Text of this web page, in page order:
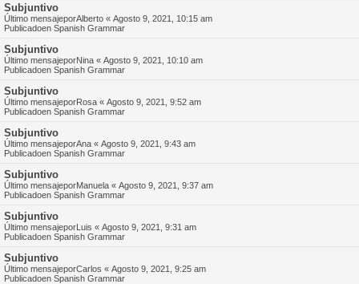
Subjuntivo
Último mensajeporAlberto « Agosto 9, 2021, 10:15 am
Publicadoen Spanish Grammar
Subjuntivo
Último mensajeporNina « Agosto 9, 2021, 10:10 am
Publicadoen Spanish Grammar
Subjuntivo
Último mensajeporRosa « Agosto 9, 2021, 9:52 am
Publicadoen Spanish Grammar
Subjuntivo
Último mensajeporAna « Agosto 9, 2021, 9:43 am
Publicadoen Spanish Grammar
Subjuntivo
Último mensajeporManuela « Agosto 9, 2021, 9:37 am
Publicadoen Spanish Grammar
Subjuntivo
Último mensajeporLuis « Agosto 9, 2021, 9:31 am
Publicadoen Spanish Grammar
Subjuntivo
Último mensajeporCarlos « Agosto 9, 2021, 9:25 am
Publicadoen Spanish Grammar